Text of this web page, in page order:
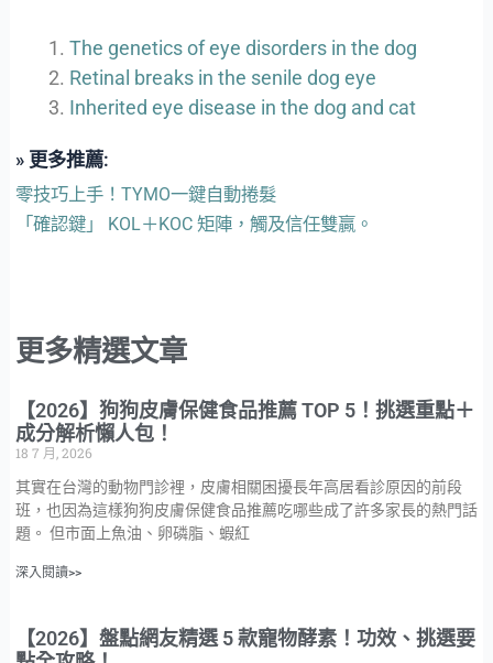
The genetics of eye disorders in the dog
Retinal breaks in the senile dog eye
Inherited eye disease in the dog and cat
» 更多推薦:
零技巧上手！TYMO一鍵自動捲髮
「確認鍵」 KOL＋KOC 矩陣，觸及信任雙贏。
更多精選文章
【2026】狗狗皮膚保健食品推薦 TOP 5！挑選重點＋
成分解析懶人包！
18 7 月, 2026
其實在台灣的動物門診裡，皮膚相關困擾長年高居看診原因的前段
班，也因為這樣狗狗皮膚保健食品推薦吃哪些成了許多家長的熱門話
題。 但市面上魚油、卵磷脂、蝦紅
深入閱讀>>
【2026】盤點網友精選 5 款寵物酵素！功效、挑選要